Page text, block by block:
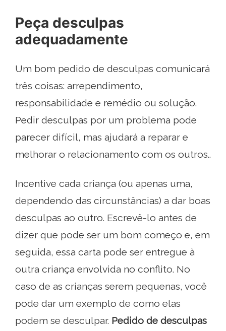
Peça desculpas
adequadamente
Um bom pedido de desculpas comunicará
três coisas: arrependimento,
responsabilidade e remédio ou solução.
Pedir desculpas por um problema pode
parecer difícil, mas ajudará a reparar e
melhorar o relacionamento com os outros..
Incentive cada criança (ou apenas uma,
dependendo das circunstâncias) a dar boas
desculpas ao outro. Escrevê-lo antes de
dizer que pode ser um bom começo e, em
seguida, essa carta pode ser entregue à
outra criança envolvida no conflito. No
caso de as crianças serem pequenas, você
pode dar um exemplo de como elas
podem se desculpar. Pedido de desculpas